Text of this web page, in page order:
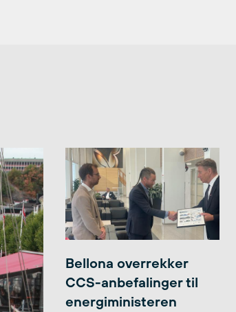
Bellona overrekker
CCS-anbefalinger til
energiministeren